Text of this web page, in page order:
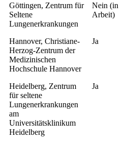
Göttingen, Zentrum für
Seltene
Lungenerkrankungen
Nein (in
Arbeit)
Hannover, Christiane-
Herzog-Zentrum der
Medizinischen
Hochschule Hannover
Ja
Heidelberg, Zentrum
für seltene
Lungenerkrankungen
am
Universitätsklinikum
Heidelberg
Ja